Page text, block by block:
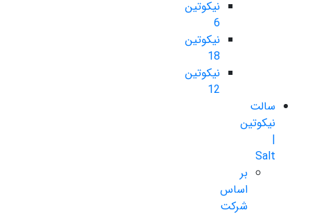
نیکوتین
6
نیکوتین
18
نیکوتین
12
سالت
نیکوتین
|
Salt
بر
اساس
شرکت